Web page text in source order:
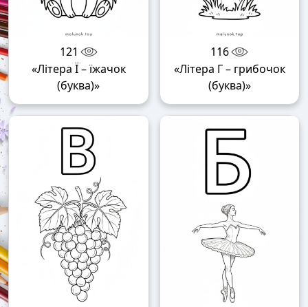
121
«Літера Ї – їжачок
(буква)»
116
«Літера Г – грибочок
(буква)»